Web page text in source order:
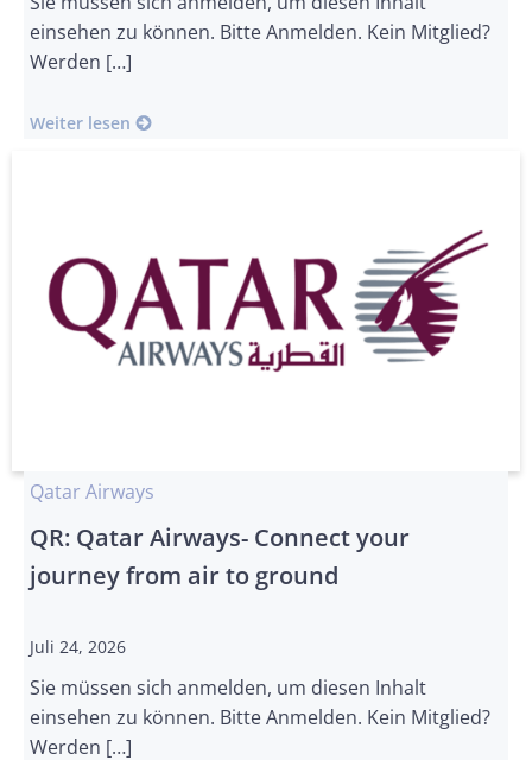
einsehen zu können. Bitte Anmelden. Kein Mitglied?
Werden […]
Weiter lesen
Qatar Airways
QR: Qatar Airways- Connect your
journey from air to ground
Juli 24, 2026
Sie müssen sich anmelden, um diesen Inhalt
einsehen zu können. Bitte Anmelden. Kein Mitglied?
Werden […]